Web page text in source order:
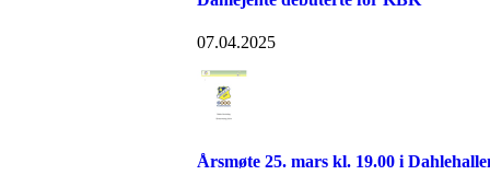
07.04.2025
Årsmøte 25. mars kl. 19.00 i